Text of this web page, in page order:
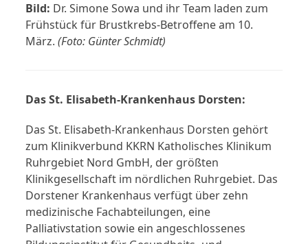
Bild: Dr. Simone Sowa und ihr Team laden zum
Frühstück für Brustkrebs-Betroffene am 10.
März.(Foto: Günter Schmidt)
Das St. Elisabeth-Krankenhaus Dorsten:
Das St. Elisabeth-Krankenhaus Dorsten gehört
zum Klinikverbund KKRN Katholisches Klinikum
Ruhrgebiet Nord GmbH, der größten
Klinikgesellschaft im nördlichen Ruhrgebiet. Das
Dorstener Krankenhaus verfügt über zehn
medizinische Fachabteilungen, eine
Palliativstation sowie ein angeschlossenes